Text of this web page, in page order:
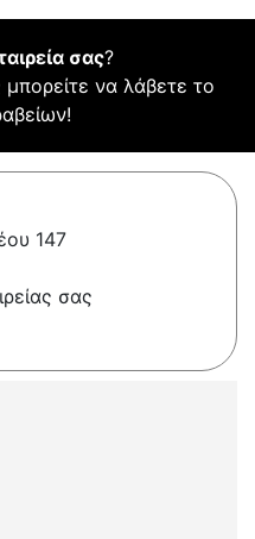
σας?
να λάβετε το
147
σας